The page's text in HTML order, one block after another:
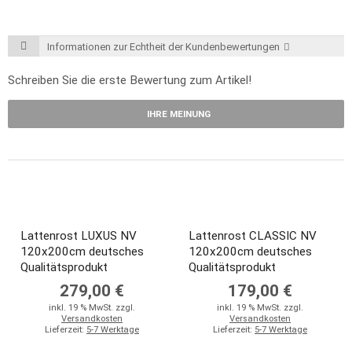
Informationen zur Echtheit der Kundenbewertungen
Schreiben Sie die erste Bewertung zum Artikel!
IHRE MEINUNG
Lattenrost LUXUS NV
120x200cm deutsches
Qualitätsprodukt
279,00 €
inkl. 19 % MwSt. zzgl.
Versandkosten
Lieferzeit: 5-7 Werktage
Lattenrost CLASSIC NV
120x200cm deutsches
Qualitätsprodukt
179,00 €
inkl. 19 % MwSt. zzgl.
Versandkosten
Lieferzeit: 5-7 Werktage